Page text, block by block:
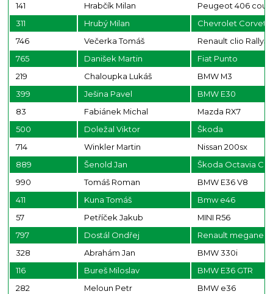
141
Hrabčík Milan
Peugeot 406
311
Hrubý Milan
Chevrolet
746
Večerka Tomáš
Renault clio Rally5
765
Danišek Martin
Fiat Punto
219
Chaloupka Lukáš
BMW M3
399
Ješina Pavel
BMW E30
83
Fabiánek Michal
Mazda RX7
500
Doležal Viktor
Škoda
714
Winkler Martin
Nissan 200sx
889
Šenold Jan
Škoda Octavia
990
Tomáš Roman
BMW E36 V8
411
Kuna Tomáš
Bmw e46
57
Petříček Jakub
MINI R56
797
Dostál Ondřej
Renault megane rs
328
Abrahám Jan
BMW 330i
116
Bureš Miloslav
BMW E36 GTR
282
Meloun Petr
BMW e36